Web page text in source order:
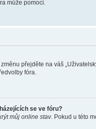
může pomoci.
přejděte na váš
fóra.
se ve fóru?
můj online stav. Pokud u této